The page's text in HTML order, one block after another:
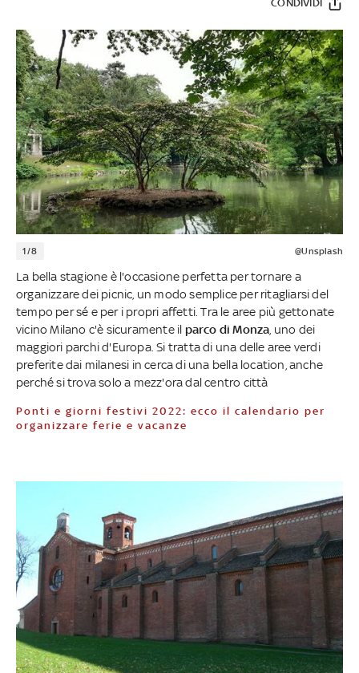
CONDIVIDI
1/8 @Unsplash
La bella stagione è l'occasione perfetta per tornare a
organizzare dei picnic, un modo semplice per ritagliarsi del
tempo per sé e per i propri affetti. Tra le aree più gettonate
vicino Milano c'è sicuramente il parco di Monza , uno dei
maggiori parchi d'Europa. Si tratta di una delle aree verdi
preferite dai milanesi in cerca di una bella location, anche
perché si trova solo a mezz'ora dal centro città
Ponti e giorni festivi 2022: ecco il calendario per
organizzare ferie e vacanze